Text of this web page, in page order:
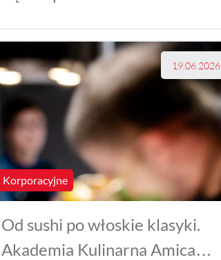
kuchni
Od sushi po włoskie klasyki.
Akademia Kulinarna Amica
19.06.2026
Korporacyjne